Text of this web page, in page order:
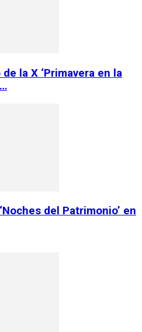
la X ‘Primavera en la
del Patrimonio’ en